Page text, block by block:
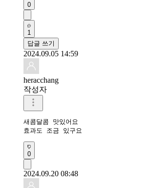
0
1
답글 쓰기
2024.09.05 14:59
heracchang
작성자
새콤달콤 맛있어요
효과도 조금 있구요
0
2024.09.20 08:48